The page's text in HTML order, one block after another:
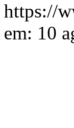
https://
em: 10